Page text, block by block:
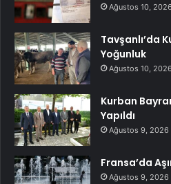
Ağustos 10, 2026
Tavşanlı’da
Yoğunluk
Ağustos 10, 2026
Kurban
Yapıldı
Ağustos 9, 2026
Fransa’da
Ağustos 9, 2026